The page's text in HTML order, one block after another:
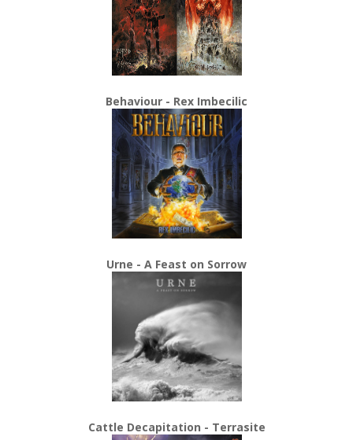
Behaviour - Rex Imbecilic
Urne - A Feast on Sorrow
Cattle Decapitation - Terrasite